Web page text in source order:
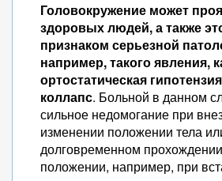
Головокружение может
здоровых людей, а также
признаком серьезной
например, такого явления,
ортостатическая
коллапс. Больной в данном
сильное недомогание при
изменении положении тела
долговременном
положении, например, при